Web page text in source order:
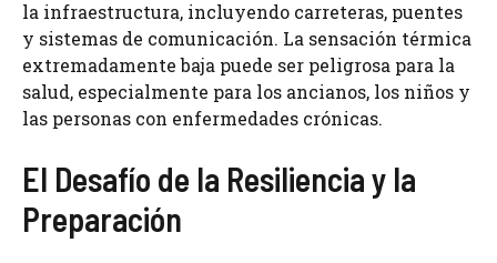
la infraestructura, incluyendo carreteras, puentes
y sistemas de comunicación. La sensación térmica
extremadamente baja puede ser peligrosa para la
salud, especialmente para los ancianos, los niños y
las personas con enfermedades crónicas.
El Desafío de la Resiliencia y la
Preparación